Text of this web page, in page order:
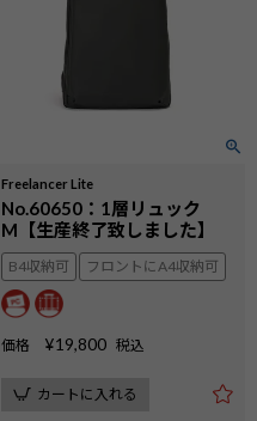
Freelancer Lite
No.60650：1層リュック
M【生産終了致しました】
B4収納可 フロントにA4収納可
価格 ¥19,800 税込
カートに入れる